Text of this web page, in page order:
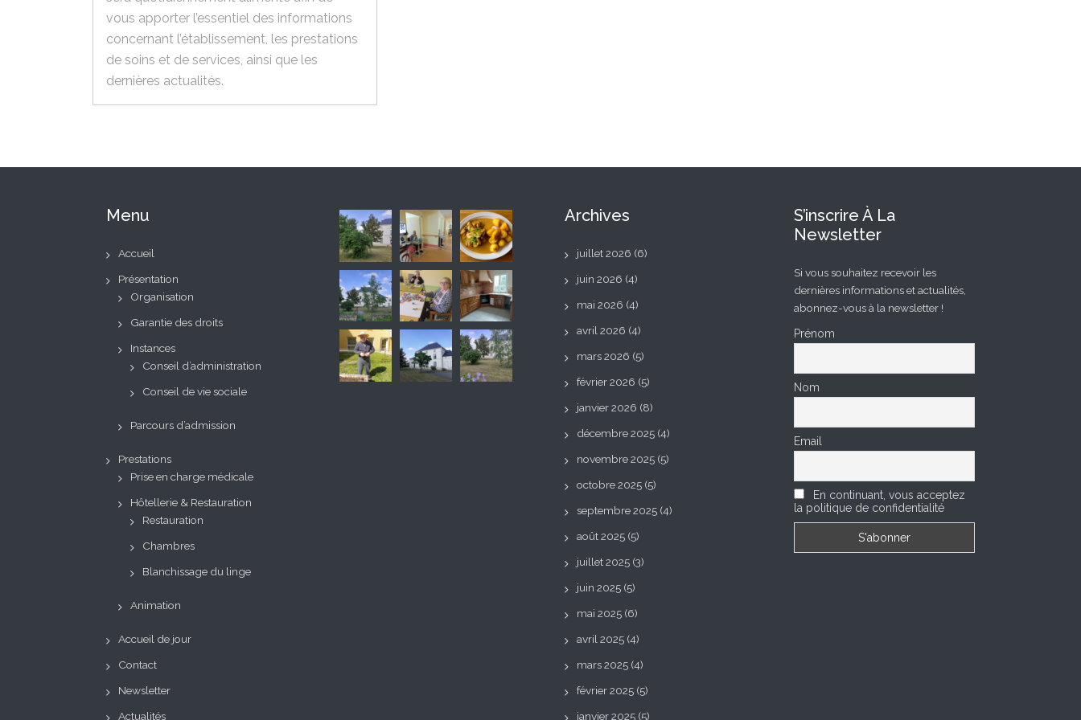
vous apporter l’essentiel des informations
concernant l’établissement, les prestations
de soins et de services, ainsi que les
dernières actualités.
Menu
Accueil
Présentation
Organisation
Garantie des droits
Instances
Conseil d’administration
Conseil de vie sociale
Parcours d’admission
Prestations
Prise en charge médicale
Hôtellerie & Restauration
Restauration
Chambres
Blanchissage du linge
Animation
Accueil de jour
Contact
Newsletter
Actualités
Archives
juillet 2026 (6)
juin 2026 (4)
mai 2026 (4)
avril 2026 (4)
mars 2026 (5)
février 2026 (5)
janvier 2026 (8)
décembre 2025 (4)
novembre 2025 (5)
octobre 2025 (5)
septembre 2025 (4)
août 2025 (5)
juillet 2025 (3)
juin 2025 (5)
mai 2025 (6)
avril 2025 (4)
mars 2025 (4)
février 2025 (5)
janvier 2025 (5)
S’inscrire À La
Newsletter
Si vous souhaitez recevoir les
dernières informations et actualités,
abonnez-vous à la newsletter !
Prénom
Nom
Email
En continuant, vous acceptez
la politique de confidentialité